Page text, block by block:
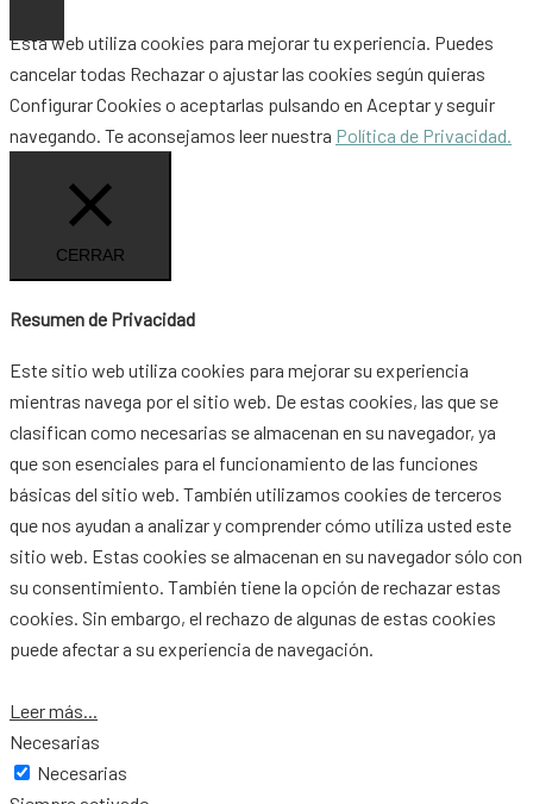
Esta web utiliza cookies para mejorar tu experiencia. Puedes
cancelar todas Rechazaro ajustar las cookies según quieras
Configurar Cookies o aceptarlas pulsando en Aceptary seguir
navegando. Te aconsejamos leer nuestra Política de Privacidad.
CERRAR
Resumen de Privacidad
Este sitio web utiliza cookies para mejorar su experiencia
mientras navega por el sitio web. De estas cookies, las que se
clasifican como necesarias se almacenan en su navegador, ya
que son esenciales para el funcionamiento de las funciones
básicas del sitio web. También utilizamos cookies de terceros
que nos ayudan a analizar y comprender cómo utiliza usted este
sitio web. Estas cookies se almacenan en su navegador sólo con
su consentimiento. También tiene la opción de rechazar estas
cookies. Sin embargo, el rechazo de algunas de estas cookies
puede afectar a su experiencia de navegación.
Leer más...
Necesarias
Necesarias